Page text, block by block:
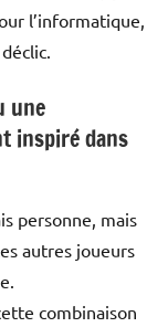
l’informatique,
une
inspiré dans
personne, mais
autres joueurs
combinaison